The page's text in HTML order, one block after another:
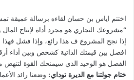
اختتم اياس بن حسان لقاءه برسالة عميقة
“مشروعك التجاري هو مجرد أداة لإنتاج
إذا نجح المشروع ف هذا رائع، وإذا فشل
افصل بين قيمتك الذاتية كشخص وبين أداء
الفصل هو الوحيد الذي سيمنحك القوة لتنهض
ختام جولتنا مع الديرة توداي: وضعنا رائد